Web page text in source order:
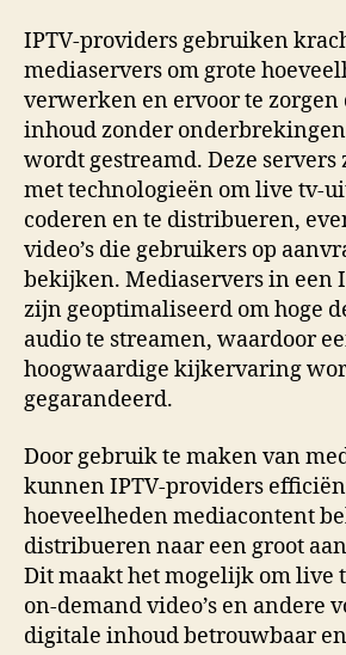
IPTV-providers gebruiken
mediaservers om grote
verwerken en ervoor te zorgen
inhoud zonder
wordt gestreamd. Deze
met technologieën om live tv-
coderen en te distribueren,
video’s die gebruikers op
bekijken. Mediaservers in een
zijn geoptimaliseerd om hoge
audio te streamen, waardoor
hoogwaardige kijkervaring
gegarandeerd.
Door gebruik te maken van
kunnen IPTV-providers
hoeveelheden mediacontent
distribueren naar een groot
Dit maakt het mogelijk om live
on-demand video’s en andere
digitale inhoud betrouwbaar